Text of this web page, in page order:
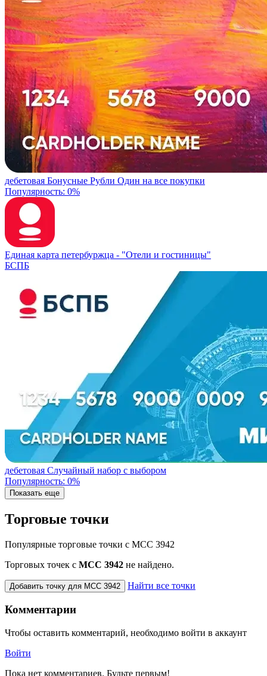
дебетовая Бонусные Рубли Один на все покупки
Популярность: 0%
Единая карта петербуржца - "Отели и гостиницы"
БСПБ
дебетовая Случайный набор с выбором
Популярность: 0%
Показать еще
Торговые точки
Популярные торговые точки с MCC 3942
Торговых точек с МСС 3942 не найдено.
Добавить точку для MCC 3942 Найти все точки
Комментарии
Чтобы оставить комментарий, необходимо войти в аккаунт
Войти
Пока нет комментариев. Будьте первым!